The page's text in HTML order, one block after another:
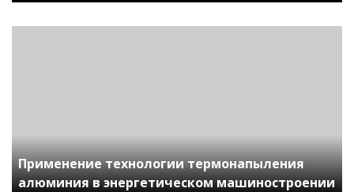
Применение технологии термонапыления
алюминия в энергетическом машиностроении